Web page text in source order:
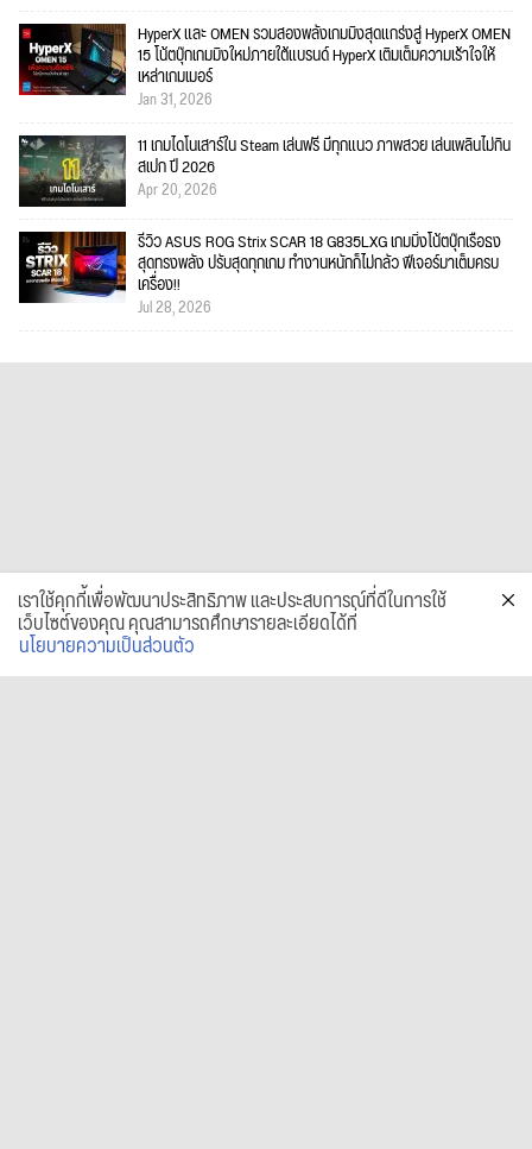
HyperX และ OMEN รวมสองพลังเกมมิงสุดแกร่งสู่ HyperX OMEN
15 โน้ตบุ๊กเกมมิงใหม่ภายใต้แบรนด์ HyperX เติมเต็มความเร้าใจให้
เหล่าเกมเมอร์
Jan 31, 2026
11 เกมไดโนเสาร์ใน Steam เล่นฟรี มีทุกแนว ภาพสวย เล่นเพลินไม่กิน
สเปก ปี 2026
Apr 20, 2026
รีวิว ASUS ROG Strix SCAR 18 G835LXG เกมมิ่งโน้ตบุ๊กเรือธง
สุดทรงพลัง ปรับสุดทุกเกม ทำงานหนักก็ไม่กลัว ฟีเจอร์มาเต็มครบ
เครื่อง!!
Jul 28, 2026
เราใช้คุกกี้เพื่อพัฒนาประสิทธิภาพ และประสบการณ์ที่ดีในการใช้
เว็บไซต์ของคุณ คุณสามารถศึกษารายละเอียดได้ที่
นโยบายความเป็นส่วนตัว